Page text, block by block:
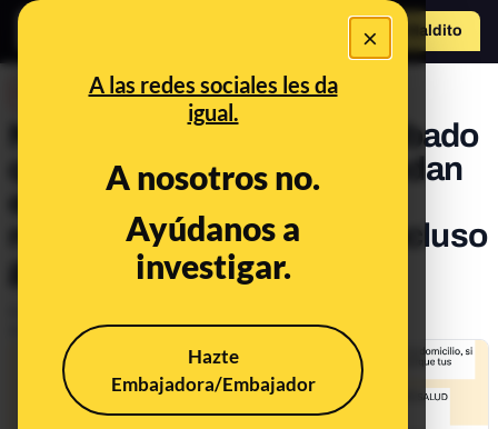
×
A las redes sociales les da
igual.
A nosotros no.
Ayúdanos a
investigar.
Hazte
Embajadora/Embajador
Hazte Maldito
No, el Gobierno no ha aprobado
que "agentes de salud puedan
entrar en domicilios para
recabar datos de salud e incluso
grabar"
Actualizado elApr 14, 2023, 5:02:52 PM